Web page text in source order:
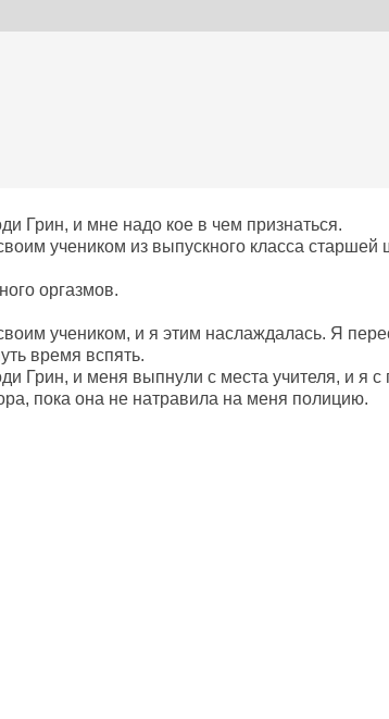
Грин, и мне надо кое в чем признаться.
учеником из выпускного класса старшей
оргазмов.
учеником, и я этим наслаждалась. Я
время вспять.
Грин, и меня выпнули с места учителя, и я
пока она не натравила на меня полицию.